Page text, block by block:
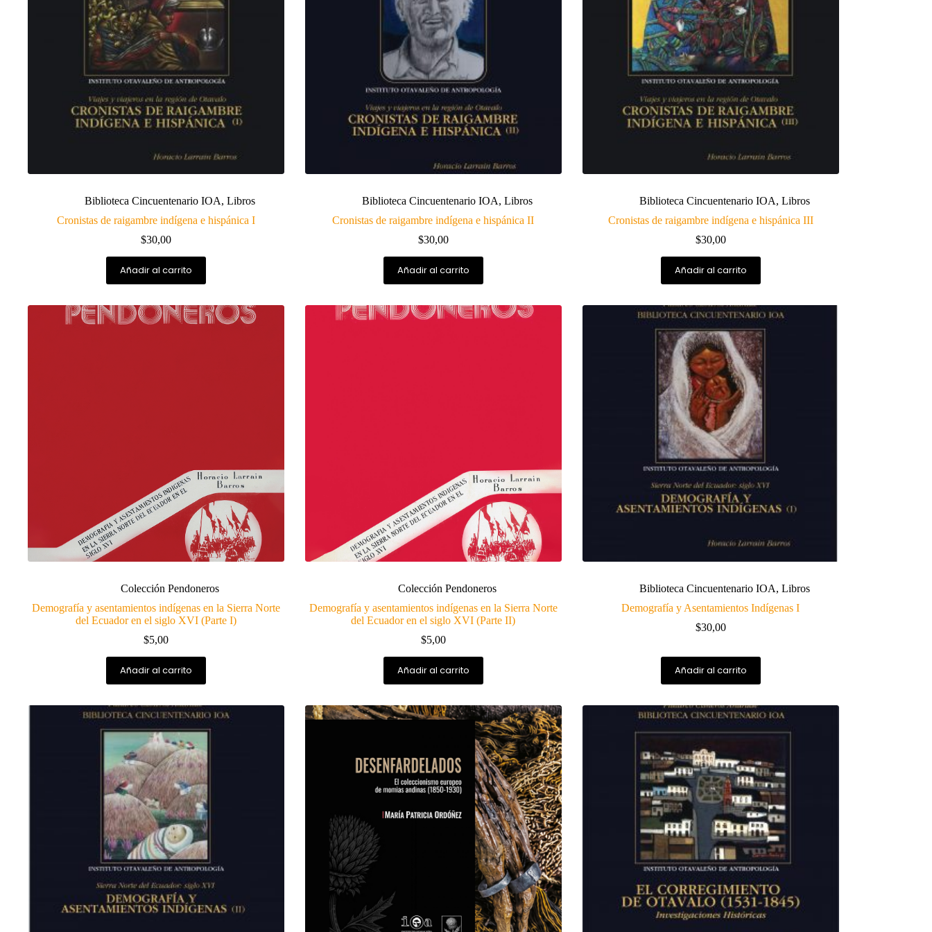
Biblioteca Cincuentenario IOA, Libros
Cronistas de raigambre indígena e hispánica I
$30,00
Añadir al carrito
Biblioteca Cincuentenario IOA, Libros
Cronistas de raigambre indígena e hispánica II
$30,00
Añadir al carrito
Biblioteca Cincuentenario IOA, Libros
Cronistas de raigambre indígena e hispánica III
$30,00
Añadir al carrito
Colección Pendoneros
Demografía y asentamientos indígenas en la Sierra Norte
del Ecuador en el siglo XVI (Parte I)
$5,00
Añadir al carrito
Colección Pendoneros
Demografía y asentamientos indígenas en la Sierra Norte
del Ecuador en el siglo XVI (Parte II)
$5,00
Añadir al carrito
Biblioteca Cincuentenario IOA, Libros
Demografía y Asentamientos Indígenas I
$30,00
Añadir al carrito